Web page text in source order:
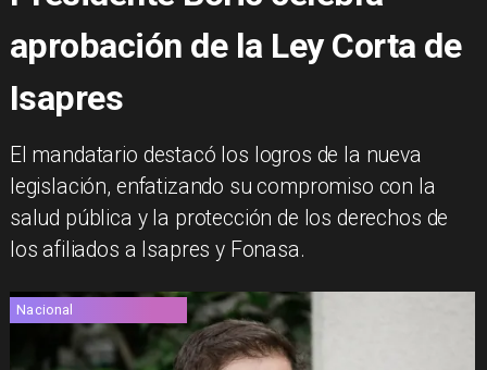
aprobación de la Ley Corta de
Isapres
​El mandatario destacó los logros de la nueva
legislación, enfatizando su compromiso con la
salud pública y la protección de los derechos de
los afiliados a Isapres y Fonasa.
Nacional